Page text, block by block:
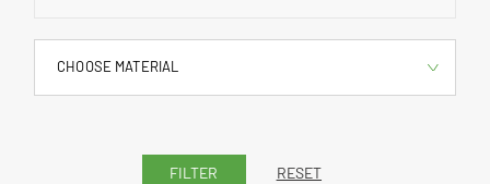
CHOOSE MATERIAL
RESET